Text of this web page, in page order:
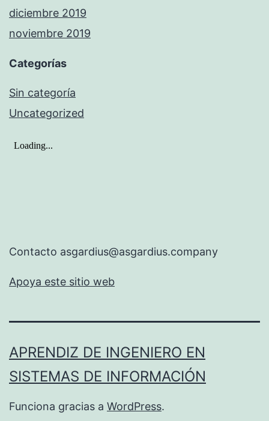
diciembre 2019
noviembre 2019
Categorías
Sin categoría
Uncategorized
Contacto asgardius@asgardius.company
Apoya este sitio web
APRENDIZ DE INGENIERO EN
SISTEMAS DE INFORMACIÓN
Funciona gracias a WordPress.